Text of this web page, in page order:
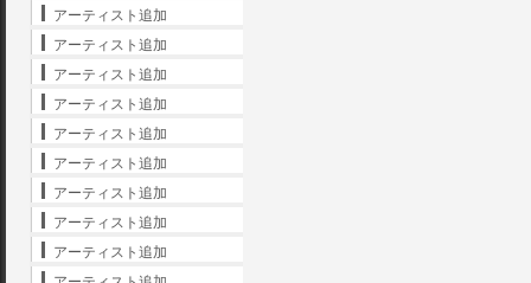
アーティスト追加
アーティスト追加
アーティスト追加
アーティスト追加
アーティスト追加
アーティスト追加
アーティスト追加
アーティスト追加
アーティスト追加